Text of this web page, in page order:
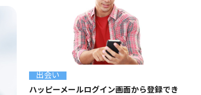
出会い
ハッピーメールログイン画面から登録でき